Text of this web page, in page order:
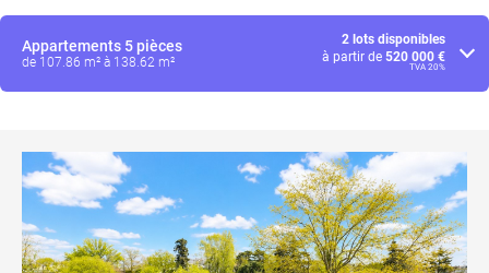
Appartements 5 pièces
de 107.86 m² à 138.62 m²
2 lots disponibles
à partir de 520 000 €
TVA 20%